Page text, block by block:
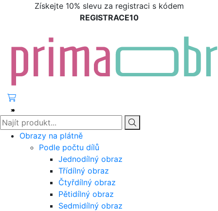
Získejte 10% slevu za registraci s kódem
REGISTRACE10
Obrazy na plátně
Podle počtu dílů
Jednodílný obraz
Třídílný obraz
Čtyřdílný obraz
Pětidílný obraz
Sedmidílný obraz